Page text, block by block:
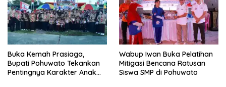
Buka Kemah Prasiaga,
Bupati Pohuwato Tekankan
Pentingnya Karakter Anak
Wabup Iwan Buka Pelatihan
Mitigasi Bencana Ratusan
Siswa SMP di Pohuwato